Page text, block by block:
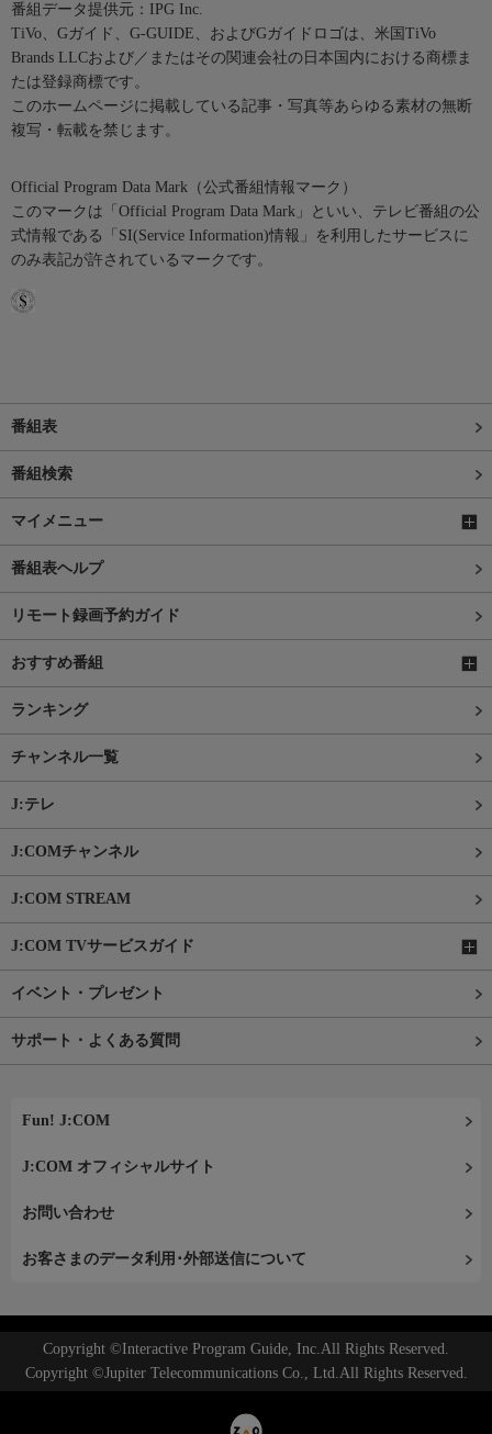
番組データ提供元：IPG Inc.
TiVo、Gガイド、G-GUIDE、およびGガイドロゴは、米国TiVo
Brands LLCおよび／またはその関連会社の日本国内における商標ま
たは登録商標です。
このホームページに掲載している記事・写真等あらゆる素材の無断
複写・転載を禁じます。
Official Program Data Mark（公式番組情報マーク）
このマークは「Official Program Data Mark」といい、テレビ番組の公
式情報である「SI(Service Information)情報」を利用したサービスに
のみ表記が許されているマークです。
番組表
番組検索
マイメニュー
番組表ヘルプ
リモート録画予約ガイド
おすすめ番組
ランキング
チャンネル一覧
J:テレ
J:COMチャンネル
J:COM STREAM
J:COM TVサービスガイド
イベント・プレゼント
サポート・よくある質問
Fun! J:COM
J:COM オフィシャルサイト
お問い合わせ
お客さまのデータ利用･外部送信について
Copyright ©Interactive Program Guide, Inc.All Rights Reserved.
Copyright ©Jupiter Telecommunications Co., Ltd.All Rights Reserved.